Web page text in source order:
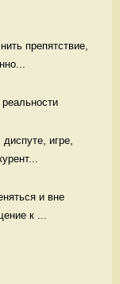
препятствие,
игре,
и вне
к ...